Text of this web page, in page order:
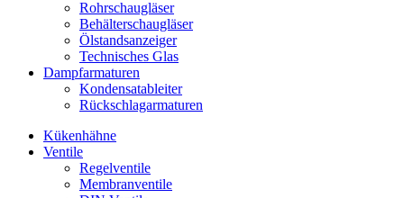
Rohrschaugläser
Behälterschaugläser
Ölstandsanzeiger
Technisches Glas
Dampfarmaturen
Kondensatableiter
Rückschlagarmaturen
Kükenhähne
Ventile
Regelventile
Membranventile